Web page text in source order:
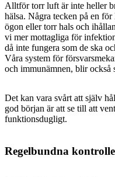
Alltför torr luft är inte heller
hälsa. Några tecken på en
ögon eller torr hals och
vi mer mottagliga för
då inte fungera som de ska
Våra system för
och immunämnen, blir också
Det kan vara svårt att själv
god början är att se till att
funktionsdugligt.
Regelbundna